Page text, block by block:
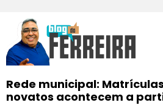
Rede municipal:
novatos acontecem a